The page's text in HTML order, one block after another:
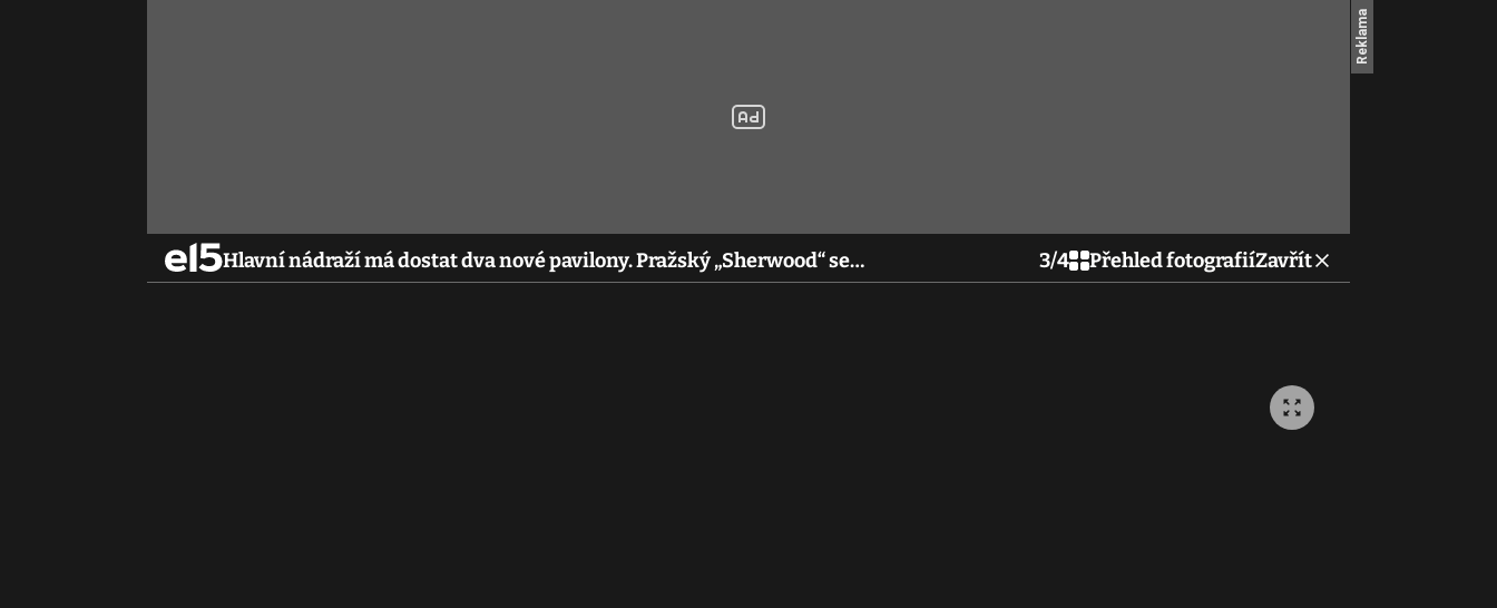
Hlavní nádraží má dostat dva nové pavilony. Pražský „Sherwood“ se… 3/4 Přehled fotografiíZavřít